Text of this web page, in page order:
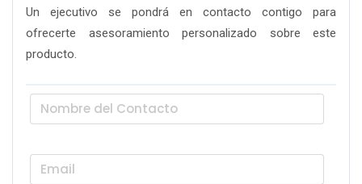
Un ejecutivo se pondrá en contacto contigo para
ofrecerte asesoramiento personalizado sobre este
producto.